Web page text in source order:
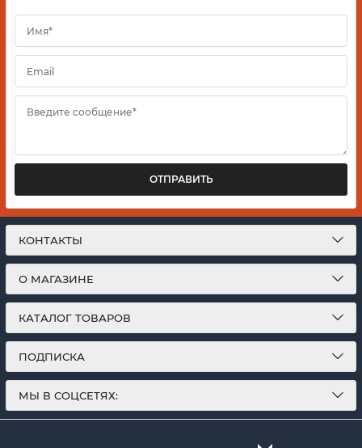
Имя*
Email
Введите сообщение*
ОТПРАВИТЬ
КОНТАКТЫ
О МАГАЗИНЕ
КАТАЛОГ ТОВАРОВ
ПОДПИСКА
МЫ В СОЦСЕТЯХ: